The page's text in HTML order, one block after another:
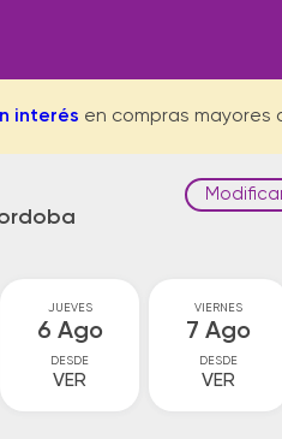
interés en compras mayores
JUEVES
6 Ago
DESDE
VER
VIERNES
7 Ago
DESDE
VER